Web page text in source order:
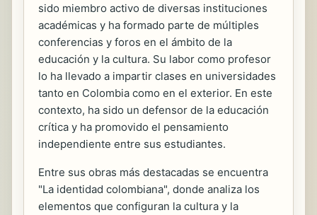
sido miembro activo de diversas instituciones
académicas y ha formado parte de múltiples
conferencias y foros en el ámbito de la
educación y la cultura. Su labor como profesor
lo ha llevado a impartir clases en universidades
tanto en Colombia como en el exterior. En este
contexto, ha sido un defensor de la educación
crítica y ha promovido el pensamiento
independiente entre sus estudiantes.
Entre sus obras más destacadas se encuentra
"La identidad colombiana", donde analiza los
elementos que configuran la cultura y la